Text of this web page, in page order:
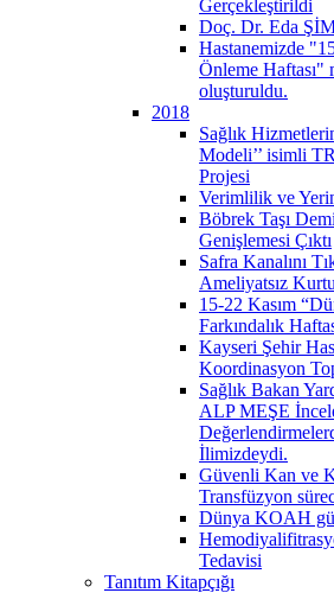
Gerçekleştirildi
Doç. Dr. Eda
Hastanemizde
Önleme Haftası"
oluşturuldu.
2018
Sağlık
Modeli’’ isimli
Projesi
Verimlilik ve
Böbrek Taşı
Genişlemesi Çıktı
Safra Kanalını
Ameliyatsız
15-22 Kasım
Farkındalık
Kayseri Şehir
Koordinasyon
Sağlık Bakan
ALP MEŞE
İlimizdeydi.
Güvenli Kan ve
Transfüzyon
Dünya KOAH
Tedavisi
Tanıtım Kitapçığı